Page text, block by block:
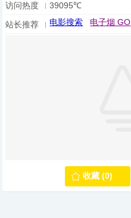
访问热度
39095℃
站长推荐
电影搜索 电子烟 GO
收藏 (0)